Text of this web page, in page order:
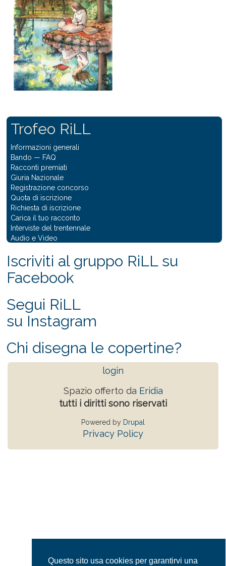
Questo sito usa cookies per garantirvi una
Trofeo RiLL
Informazioni generali
Bando — FAQ
Racconti premiati
Giuria Nazionale
Registrazione concorso
Quota di iscrizione
Richiesta di iscrizione
Carica il tuo racconto
Interviste del trentennale
Audio e Video
Iscriviti al gruppo RiLL su
Facebook
Segui RiLL
su Instagram
Chi disegna le copertine?
login
Spazio offerto da Eridia
tutti i diritti sono riservati
Powered by Drupal
Privacy Policy